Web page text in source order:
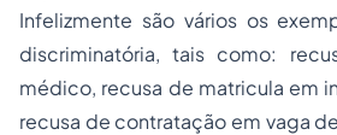
Infelizmente são vários os
discriminatória, tais como:
médico, recusa de matricula em
recusa de contratação em vaga